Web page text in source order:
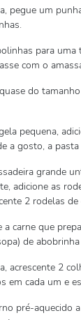
pegue um
para
com o
do
pequena,
a gosto, a
grande
adicione as
2 rodelas de
a carne que
de
acrescente 2
em cada um e
pré-aquecido